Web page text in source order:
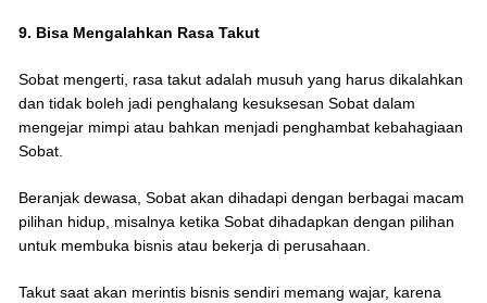
9. Bisa Mengalahkan Rasa Takut
Sobat mengerti, rasa takut adalah musuh yang harus dikalahkan
dan tidak boleh jadi penghalang kesuksesan Sobat dalam
mengejar mimpi atau bahkan menjadi penghambat kebahagiaan
Sobat.
Beranjak dewasa, Sobat akan dihadapi dengan berbagai macam
pilihan hidup, misalnya ketika Sobat dihadapkan dengan pilihan
untuk membuka bisnis atau bekerja di perusahaan.
Takut saat akan merintis bisnis sendiri memang wajar, karena